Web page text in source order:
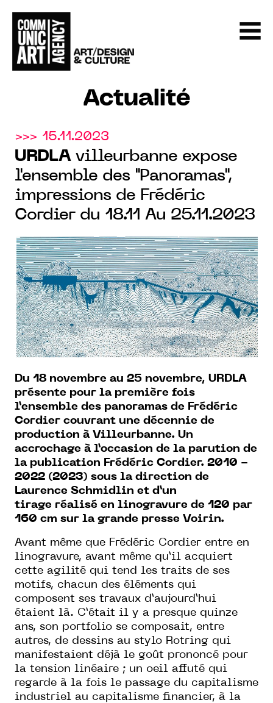
Actualité
>>> 15.11.2023
URDLAvilleurbanne expose
l'ensemble des "Panoramas",
impressions de Frédéric
Cordier du 18.11 Au 25.11.2023
Du 18 novembre au 25 novembre, URDLA
présente pour la première fois
l’ensemble des panoramas de Frédéric
Cordier couvrant une décennie de
production à Villeurbanne. Un
accrochage à l’occasion de la parution de
la publication Frédéric Cordier. 2010 -
2022 (2023) sous la direction de
Laurence Schmidlin et d’un
tirage réalisé en linogravure de 120 par
160 cm sur la grande presse Voirin.
Avant même que Frédéric Cordier entre en
linogravure, avant même qu’il acquiert
cette agilité qui tend les traits de ses
motifs, chacun des éléments qui
composent ses travaux d’aujourd’hui
étaient là. C’était il y a presque quinze
ans, son portfolio se composait, entre
autres, de dessins au stylo Rotring qui
manifestaient déjà le goût prononcé pour
la tension linéaire ; un oeil affuté qui
regarde à la fois le passage du capitalisme
industriel au capitalisme financier, à la